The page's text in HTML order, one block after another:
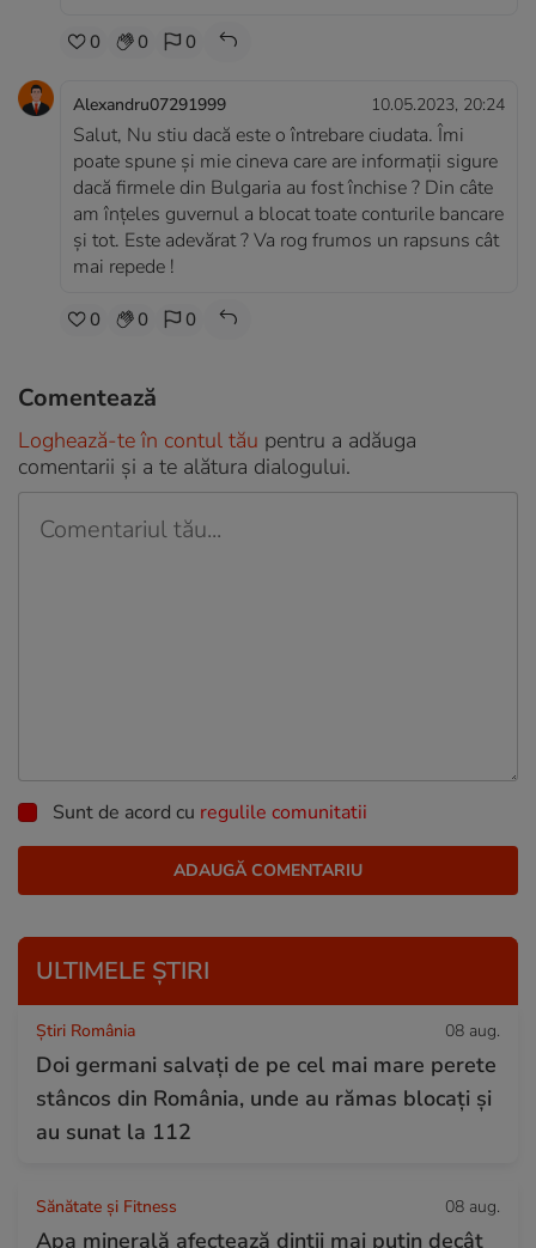
0 0 0
Alexandru07291999 10.05.2023, 20:24
Salut, Nu stiu dacă este o întrebare ciudata. Îmi
poate spune și mie cineva care are informații sigure
dacă firmele din Bulgaria au fost închise ? Din câte
am înțeles guvernul a blocat toate conturile bancare
și tot. Este adevărat ? Va rog frumos un rapsuns cât
mai repede !
0 0 0
Comentează
Loghează-te în contul tău pentru a adăuga
comentarii și a te alătura dialogului.
Sunt de acord cu regulile comunitatii
ULTIMELE ȘTIRI
Știri România 08 aug.
Doi germani salvați de pe cel mai mare perete
stâncos din România, unde au rămas blocați și
au sunat la 112
Sănătate și Fitness 08 aug.
Apa minerală afectează dinții mai puțin decât